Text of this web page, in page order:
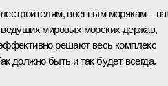
военным морякам –
ведущих мировых морских держав,
решают весь комплекс
должно быть и так будет всегда.